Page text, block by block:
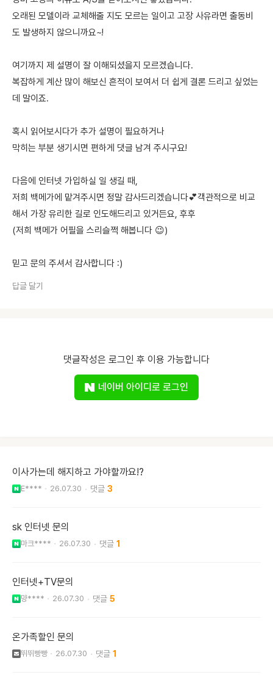
오래된 모델이라 교체해줄 지도 모르는 일이고 고장 사유라면 출동비
도 발생하지 않으니까요~!
여기까지 제 설명이 잘 이해되셨을지 모르겠습니다.
복잡하게 계산 많이 해보신 흔적이 보여서 더 쉽게 결론 드리고 싶었는
데 말이죠.
혹시 읽어보시다가 추가 설명이 필요하거나
막히는 부분 생기시면 편하게 댓글 남겨 주시구요!
다음에 인터넷 가입하실 일 생길 때,
저희 백메가에 맡겨주시면 정말 감사드리겠습니다💕객관적으로 비교
해서 가장 유리한 길로 인도해드리고 있거든요, 후후
(저희 백메가 어필을 스리슬쩍 해봅니다 😉)
믿고 문의 주셔서 감사합니다 :)
답글 달기
댓글작성은 로그인 후 이용 가능합니다
네이버 아이디로 로그인
이사가는데 해지하고 가야할까요!?
E**** 26.07.30 3
sk 인터넷 문의
마크**** 26.07.30 1
인터넷+TV문의
먕**** 26.07.30 5
온가족할인 문의
뛰뛰빵빵 26.07.30 1